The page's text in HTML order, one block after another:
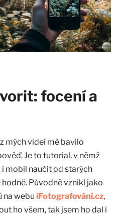
focení a
mých videí mě bavilo
Je to tutorial, v němž
mobil naučit od starých
Původně vznikl jako
na webu iFotografování.cz,
ho všem, tak jsem ho dal i